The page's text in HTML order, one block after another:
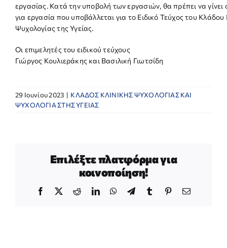
εργασίας. Κατά την υποβολή των εργασιών, θα πρέπει να
για εργασία που υποβάλλεται για το Ειδικό Τεύχος του Κλάδου
Ψυχολογίας της Υγείας.
Οι επιμελητές του ειδικού τεύχους
Γιώργος Κουλιεράκης και Βασιλική Γιωτσίδη
29 Ιουνίου 2023 | ΚΛΑΔΟΣ ΚΛΙΝΙΚΗΣ ΨΥΧΟΛΟΓΙΑΣ ΚΑΙ
ΨΥΧΟΛΟΓΙΑ ΣΤΗΣ ΥΓΕΙΑΣ
Επιλέξτε πλατφόρμα για
κοινοποίηση!
Facebook RedditLinkedInWhatsApp
TelegramTumblrPinterestEmail